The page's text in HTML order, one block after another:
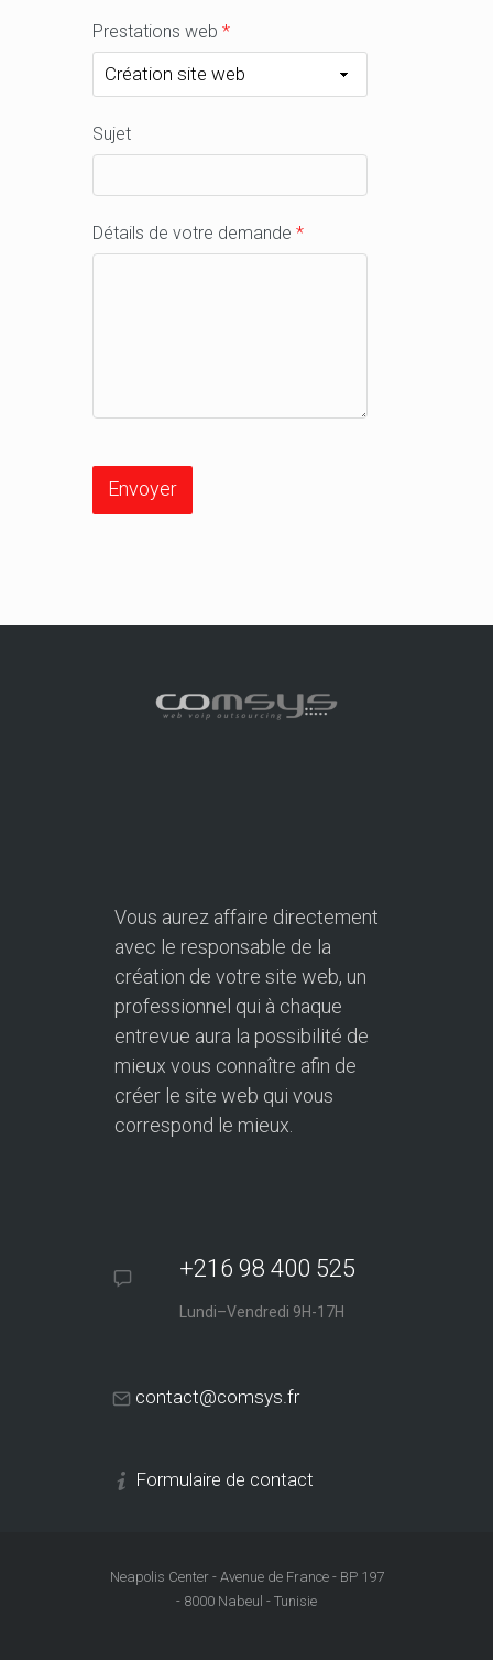
Prestations web *
Sujet
Détails de votre demande *
Vous aurez affaire directement
avec le responsable de la
création de votre site web, un
professionnel qui à chaque
entrevue aura la possibilité de
mieux vous connaître afin de
créer le site web qui vous
correspond le mieux.
+216 98 400 525
Lundi–Vendredi 9H-17H
contact@comsys.fr
Formulaire de contact
Neapolis Center - Avenue de France - BP 197
- 8000 Nabeul - Tunisie